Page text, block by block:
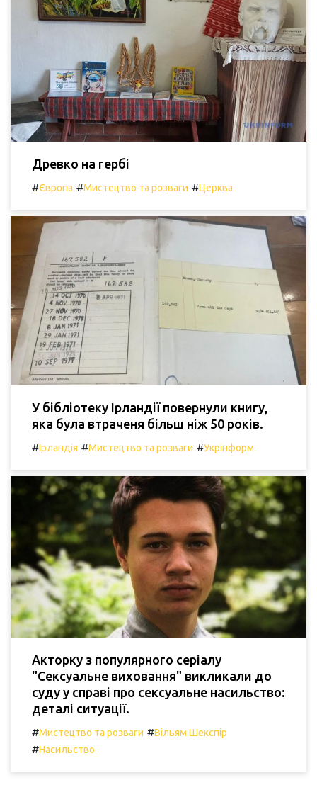
Древко на гербі
#Європа #Мистецтво та розваги #Церква
У бібліотеку Ірландії повернули книгу,
яка була втраченя більш ніж 50 років.
#Ірландія #Мистецтво та розваги #Укрінформ
Акторку з популярного серіалу
"Сексуальне виховання" викликали до
суду у справі про сексуальне насильство:
деталі ситуації.
#Мистецтво та розваги #Вільям Шекспір
#Насильство